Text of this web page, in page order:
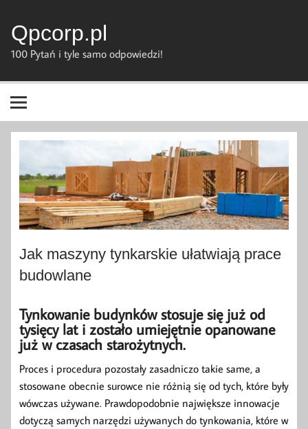
content
Qpcorp.pl
100 Pytań i tyle samo odpowiedzi!
Jak maszyny tynkarskie ułatwiają prace
budowlane
Tynkowanie budynków stosuje się już od
tysięcy lat i zostało umiejętnie opanowane
już w czasach starożytnych.
Proces i procedura pozostały zasadniczo takie same, a
stosowane obecnie surowce nie różnią się od tych, które były
wówczas używane. Prawdopodobnie największe innowacje
dotyczą samych narzędzi używanych do tynkowania, które w